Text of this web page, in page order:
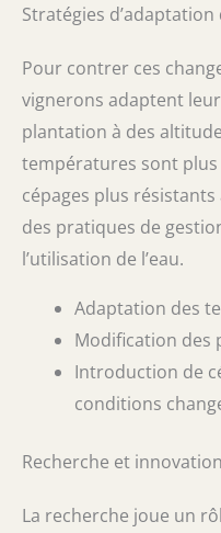
Stratégies
Pour contrer ces
vignerons adaptent
plantation à des
températures sont plus
cépages plus
des pratiques de
l’utilisation de l’eau.
Adaptation des
Modification des
Introduction de
conditions
Recherche et
La recherche joue un